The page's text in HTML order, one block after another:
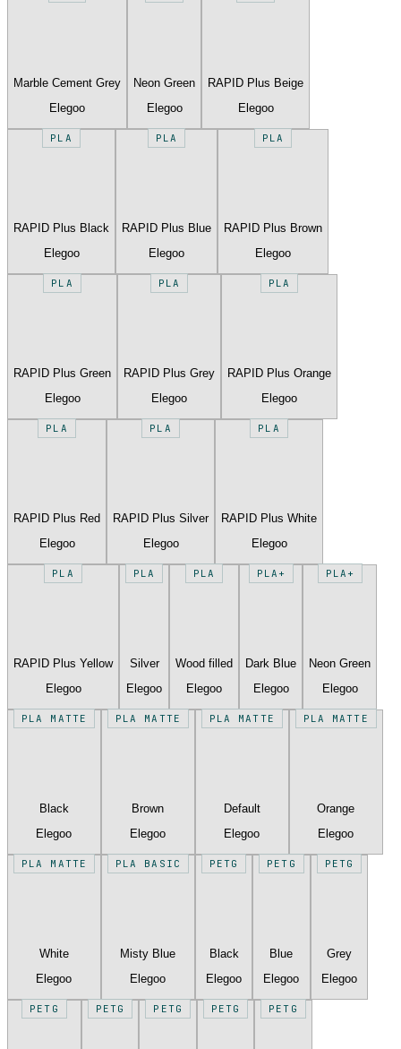
Marble Cement Grey
Elegoo
Neon Green
Elegoo
RAPID Plus Beige
Elegoo
PLA
RAPID Plus Black
Elegoo
PLA
RAPID Plus Blue
Elegoo
PLA
RAPID Plus Brown
Elegoo
PLA
RAPID Plus Green
Elegoo
PLA
RAPID Plus Grey
Elegoo
PLA
RAPID Plus Orange
Elegoo
PLA
RAPID Plus Red
Elegoo
PLA
RAPID Plus Silver
Elegoo
PLA
RAPID Plus White
Elegoo
PLA
RAPID Plus Yellow
Elegoo
PLA
Silver
Elegoo
PLA
Wood filled
Elegoo
PLA+
Dark Blue
Elegoo
PLA+
Neon Green
Elegoo
PLA MATTE
Black
Elegoo
PLA MATTE
Brown
Elegoo
PLA MATTE
Default
Elegoo
PLA MATTE
Orange
Elegoo
PLA MATTE
White
Elegoo
PLA BASIC
Misty Blue
Elegoo
PETG
Black
Elegoo
PETG
Blue
Elegoo
PETG
Grey
Elegoo
PETG PETG PETG PETG PETG